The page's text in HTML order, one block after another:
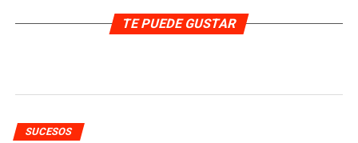
TE PUEDE GUSTAR
SUCESOS